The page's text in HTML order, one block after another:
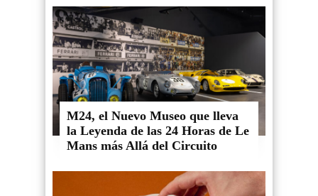
M24, el Nuevo Museo que lleva
la Leyenda de las 24 Horas de Le
Mans más Allá del Circuito